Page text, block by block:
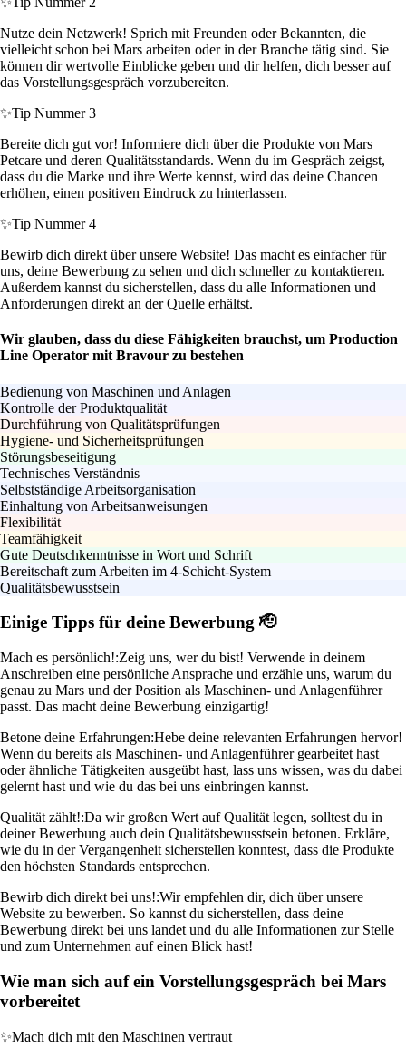
Nutze dein Netzwerk! Sprich mit Freunden oder Bekannten, die
vielleicht schon bei Mars arbeiten oder in der Branche tätig sind. Sie
können dir wertvolle Einblicke geben und dir helfen, dich besser auf
das Vorstellungsgespräch vorzubereiten.
✨Tip Nummer 3
Bereite dich gut vor! Informiere dich über die Produkte von Mars
Petcare und deren Qualitätsstandards. Wenn du im Gespräch zeigst,
dass du die Marke und ihre Werte kennst, wird das deine Chancen
erhöhen, einen positiven Eindruck zu hinterlassen.
✨Tip Nummer 4
Bewirb dich direkt über unsere Website! Das macht es einfacher für
uns, deine Bewerbung zu sehen und dich schneller zu kontaktieren.
Außerdem kannst du sicherstellen, dass du alle Informationen und
Anforderungen direkt an der Quelle erhältst.
Wir glauben, dass du diese Fähigkeiten brauchst, um Production
Line Operator mit Bravour zu bestehen
Bedienung von Maschinen und Anlagen
Kontrolle der Produktqualität
Durchführung von Qualitätsprüfungen
Hygiene- und Sicherheitsprüfungen
Störungsbeseitigung
Technisches Verständnis
Selbstständige Arbeitsorganisation
Einhaltung von Arbeitsanweisungen
Flexibilität
Teamfähigkeit
Gute Deutschkenntnisse in Wort und Schrift
Bereitschaft zum Arbeiten im 4-Schicht-System
Qualitätsbewusstsein
Einige Tipps für deine Bewerbung 🫡
Mach es persönlich!:Zeig uns, wer du bist! Verwende in deinem
Anschreiben eine persönliche Ansprache und erzähle uns, warum du
genau zu Mars und der Position als Maschinen- und Anlagenführer
passt. Das macht deine Bewerbung einzigartig!
Betone deine Erfahrungen:Hebe deine relevanten Erfahrungen hervor!
Wenn du bereits als Maschinen- und Anlagenführer gearbeitet hast
oder ähnliche Tätigkeiten ausgeübt hast, lass uns wissen, was du dabei
gelernt hast und wie du das bei uns einbringen kannst.
Qualität zählt!:Da wir großen Wert auf Qualität legen, solltest du in
deiner Bewerbung auch dein Qualitätsbewusstsein betonen. Erkläre,
wie du in der Vergangenheit sicherstellen konntest, dass die Produkte
den höchsten Standards entsprechen.
Bewirb dich direkt bei uns!:Wir empfehlen dir, dich über unsere
Website zu bewerben. So kannst du sicherstellen, dass deine
Bewerbung direkt bei uns landet und du alle Informationen zur Stelle
und zum Unternehmen auf einen Blick hast!
Wie man sich auf ein Vorstellungsgespräch bei Mars
vorbereitet
✨Mach dich mit den Maschinen vertraut